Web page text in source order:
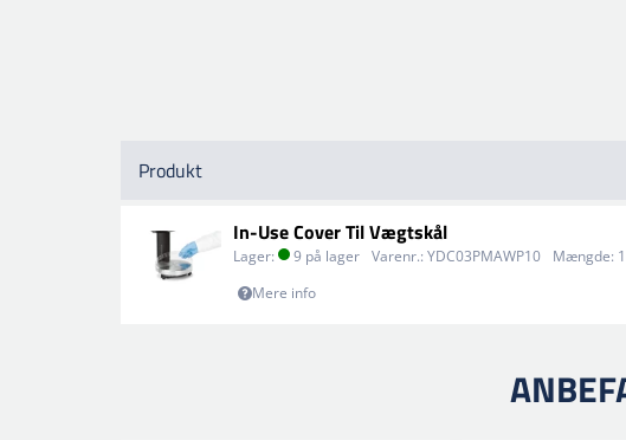
Produkt
In-Use Cover Til Vægtskål
Lager: 9 på lager Varenr.: YDC03PMAWP10 Mængde:
Mere info